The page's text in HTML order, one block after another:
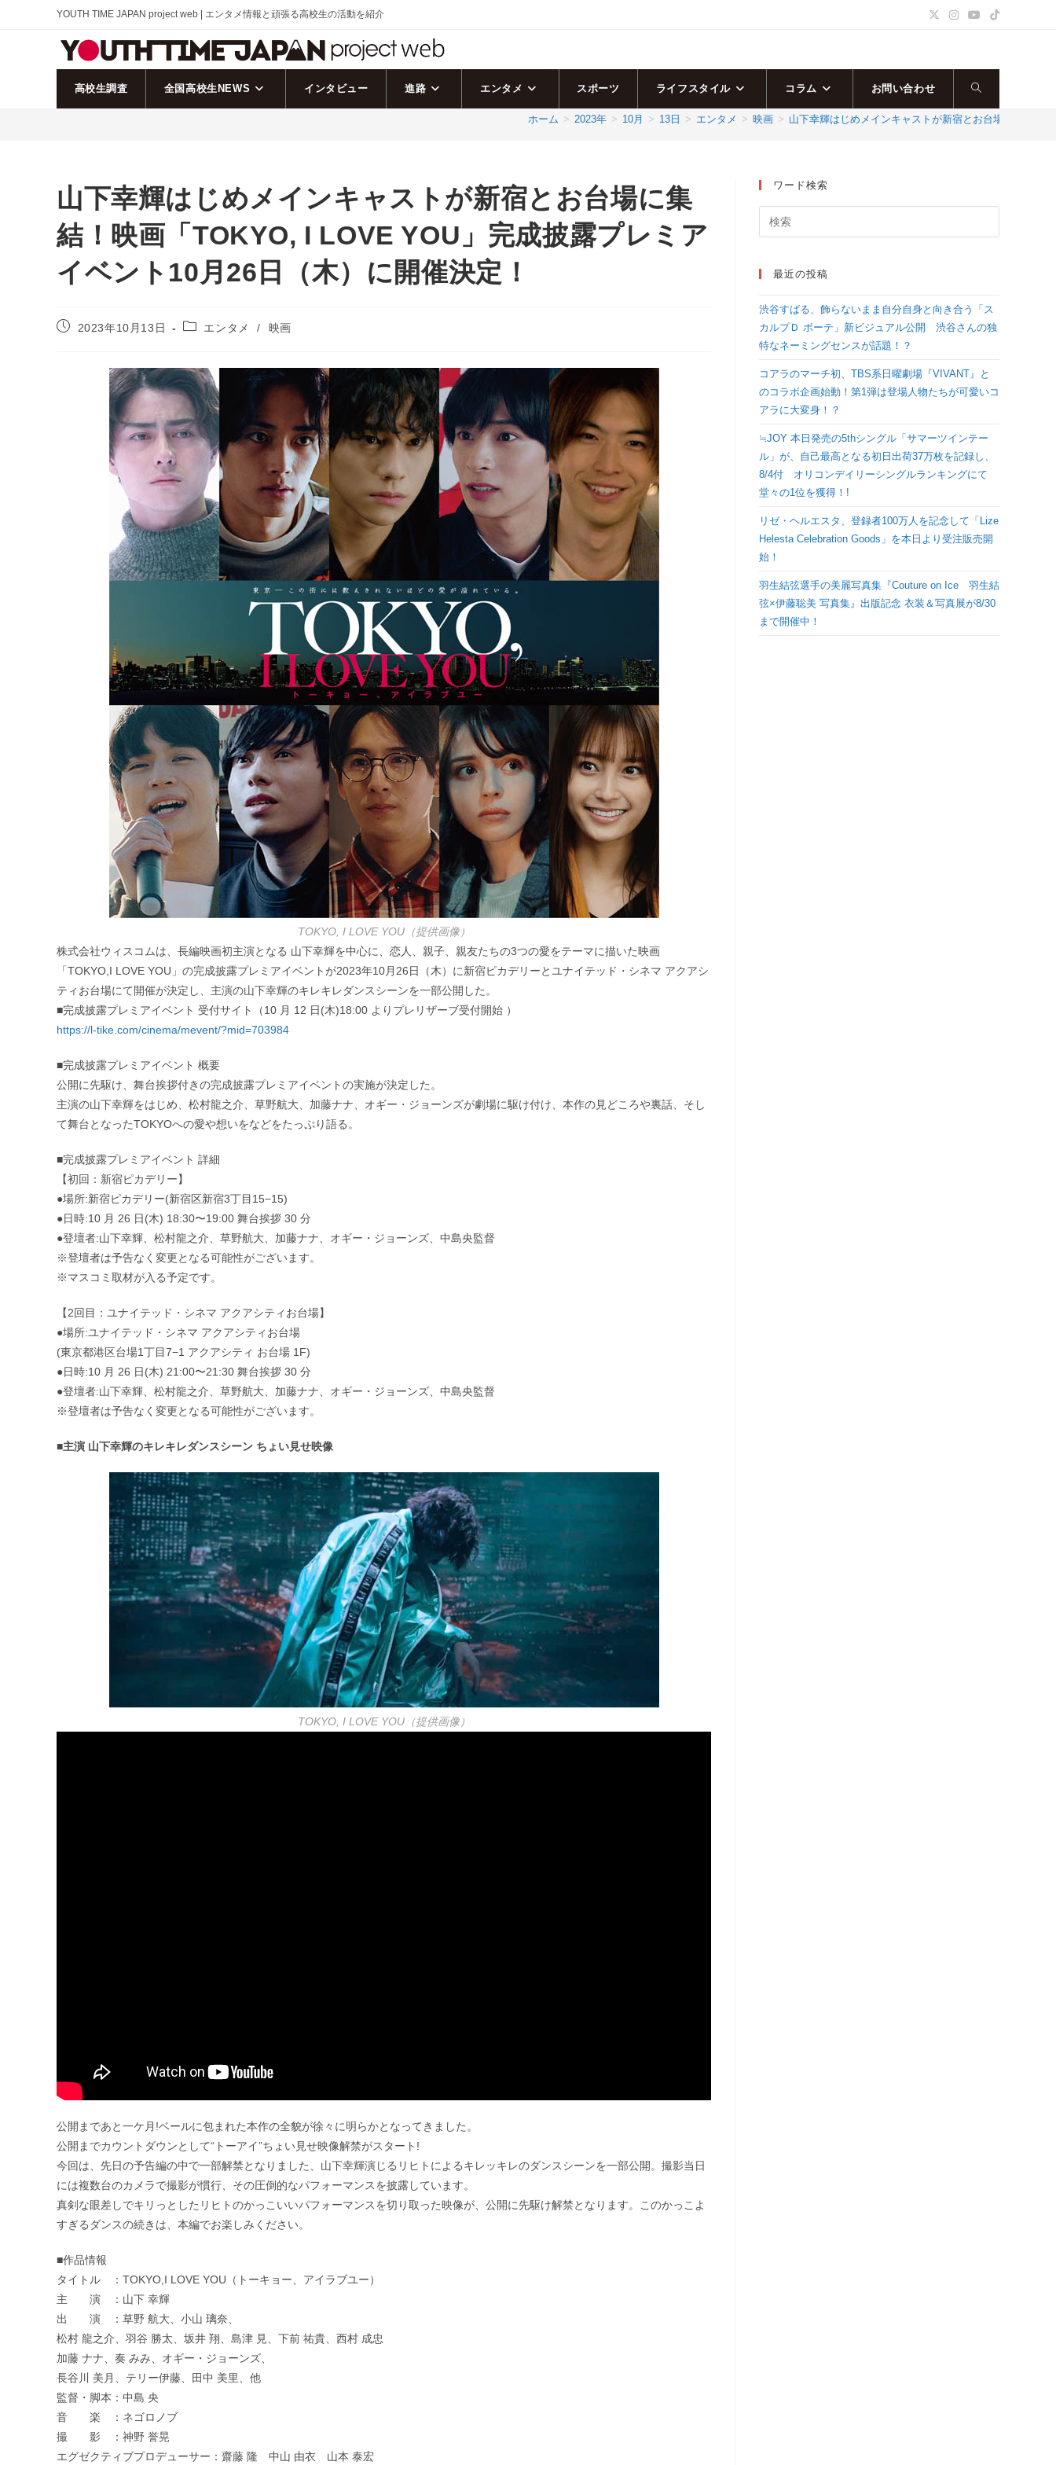
YOUTH TIME JAPAN project web | エンタメ情報と頑張る高校生の活動を紹介
高校生調査 全国高校生NEWS インタビュー 進路 エンタメ スポーツ ライフスタイル コラム お問い合わせ ウ
ェ
サ
の
を
ト
グ
ホーム > 2023年 > 10月 > 13日 > エンタメ > 映画 > 山下幸輝はじめメインキャストが新宿とお台場に集結！
山下幸輝はじめメインキャストが新宿とお台場に集
結！映画「TOKYO, I LOVE YOU」完成披露プレミア
イベント10月26日（木）に開催決定！
投
2023年10月13日
投
テ
ゴ
リ
ー:
エンタメ / 映画
TOKYO, I LOVE YOU（提供画像）
株式会社ウィスコムは、長編映画初主演となる 山下幸輝を中心に、恋人、親子、親友たちの3つの愛をテーマに描いた映画
「TOKYO,I LOVE YOU」の完成披露プレミアイベントが2023年10月26日（木）に新宿ピカデリーとユナイテッド・シネマ アクアシ
ティお台場にて開催が決定し、主演の山下幸輝のキレキレダンスシーンを一部公開した。
■完成披露プレミアイベント 受付サイト（10 月 12 日(木)18:00 よりプレリザーブ受付開始 ）
https://l-tike.com/cinema/mevent/?mid=703984
■完成披露プレミアイベント 概要
公開に先駆け、舞台挨拶付きの完成披露プレミアイベントの実施が決定した。
主演の山下幸輝をはじめ、松村龍之介、草野航大、加藤ナナ、オギー・ジョーンズが劇場に駆け付け、本作の見どころや裏話、そし
て舞台となったTOKYOへの愛や想いをなどをたっぷり語る。
■完成披露プレミアイベント 詳細
【初回：新宿ピカデリー】
●場所:新宿ピカデリー(新宿区新宿3丁目15−15)
●日時:10 月 26 日(木) 18:30〜19:00 舞台挨拶 30 分
●登壇者:山下幸輝、松村龍之介、草野航大、加藤ナナ、オギー・ジョーンズ、中島央監督
※登壇者は予告なく変更となる可能性がございます。
※マスコミ取材が入る予定です。
【2回目：ユナイテッド・シネマ アクアシティお台場】
●場所:ユナイテッド・シネマ アクアシティお台場
(東京都港区台場1丁目7−1 アクアシティ お台場 1F)
●日時:10 月 26 日(木) 21:00〜21:30 舞台挨拶 30 分
●登壇者:山下幸輝、松村龍之介、草野航大、加藤ナナ、オギー・ジョーンズ、中島央監督
※登壇者は予告なく変更となる可能性がございます。
■主演 山下幸輝のキレキレダンスシーン ちょい見せ映像
TOKYO, I LOVE YOU（提供画像）
公開まであと一ケ月!ベールに包まれた本作の全貌が徐々に明らかとなってきました。
公開までカウントダウンとして“トーアイ”ちょい見せ映像解禁がスタート!
今回は、先日の予告編の中で一部解禁となりました、山下幸輝演じるリヒトによるキレッキレのダンスシーンを一部公開。撮影当日
には複数台のカメラで撮影が慣行、その圧倒的なパフォーマンスを披露しています。
真剣な眼差しでキリっとしたリヒトのかっこいいパフォーマンスを切り取った映像が、公開に先駆け解禁となります。このかっこよ
すぎるダンスの続きは、本編でお楽しみください。
■作品情報
タイトル ：TOKYO,I LOVE YOU（トーキョー、アイラブユー）
主 演 ：山下 幸輝
出 演 ：草野 航大、小山 璃奈、
松村 龍之介、羽谷 勝太、坂井 翔、島津 見、下前 祐貴、西村 成忠
加藤 ナナ、奏 みみ、オギー・ジョーンズ、
長谷川 美月、テリー伊藤、田中 美里、他
監督・脚本：中島 央
音 楽 ：ネゴロノブ
撮 影 ：神野 誉晃
エグゼクティブプロデューサー：齋藤 隆 中山 由衣 山本 泰宏
ワード検索
最近の投稿
渋谷すばる、飾らないまま自分自身と向き合う「ス
カルプＤ ボーテ」新ビジュアル公開 渋谷さんの独
特なネーミングセンスが話題！？
コアラのマーチ初、TBS系日曜劇場『VIVANT』と
のコラボ企画始動！第1弾は登場人物たちが可愛いコ
アラに大変身！？
≒JOY 本日発売の5thシングル「サマーツインテー
ル」が、自己最高となる初日出荷37万枚を記録し、
8/4付 オリコンデイリーシングルランキングにて
堂々の1位を獲得！!
リゼ・ヘルエスタ、登録者100万人を記念して「Lize
Helesta Celebration Goods」を本日より受注販売開
始！
羽生結弦選手の美麗写真集『Couture on Ice 羽生結
弦×伊藤聡美 写真集』出版記念 衣装＆写真展が8/30
まで開催中！